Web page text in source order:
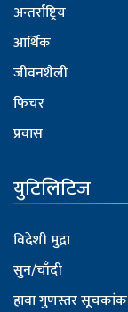
अन्तर्राष्ट्रिय
आर्थिक
जीवनशैली
फिचर
प्रवास
युटिलिटिज
विदेशी मुद्रा
सुन/चाँदी
हावा गुणस्तर सूचकांक